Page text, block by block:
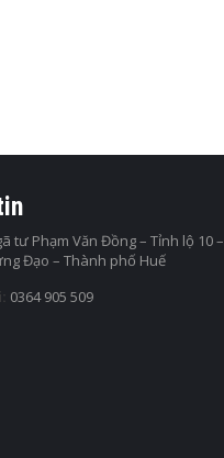
ốp tường pvc mẫu HS21
tư Phạm Văn Đồng – Tỉnh lộ 10 –
Đạo – Thành phố Huế
0364 905 509